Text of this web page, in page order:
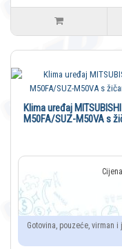
Klima uređaj
M50FA/SUZ-M50VA s
Gotovina, pouzeće, virman